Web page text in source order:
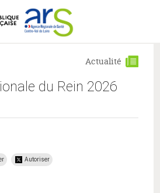
du Rein 2026
Actualité
Autoriser